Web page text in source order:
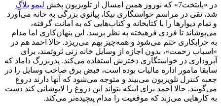
در «پایتخت7» که نوروز همین امسال از تلویزیون پخش
لیمو بلاگ
شد، نقی در مراسم خواستگاری نیکا، پیانوی بزرگی به خانه می‌آورد
و تمام دیوارها را با کتابخانه و کتاب‌هایی که به امانت گرفته،
می‌پوشاند تا فردی فرهیخته به نظر برسد. این پنهان‌کاری اما مدام
به خرابکاری ختم می‌شود و همه‌چیز بهم می‌ریزد. حالا احمد هم در
«اسباب زحمت»، بدون اجازه از وسایل خانه زنی ثروتمند، برای
آبروداری در خواستگاری دخترش استفاده می‌کند. پدربزرگ داماد که
سابقا مامور اداره مالیات بوده است، قبض برق صاحب وسایل را در
جعبه کنترل تلویزیون می‌بیند و متوجه می‌شود که آنها دارند دروغ
می‌گویند. حالا احمد برای اینکه بتواند این دروغ را لاپوشانی کند دست
به کارهایی می‌زند که موقعیت را مدام پیچیده‌تر می‌کند.